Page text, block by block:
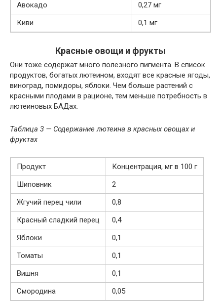
Авокадо
0,27 мг
Киви
0,1 мг
Красные овощи и фрукты
Они тоже содержат много полезного пигмента. В список
продуктов, богатых лютеином, входят все красные ягоды,
виноград, помидоры, яблоки. Чем больше растений с
красными плодами в рационе, тем меньше потребность в
лютеиновых БАДах.
Таблица 3 — Содержание лютеина в красных овощах и
фруктах
Продукт
Концентрация, мг в 100 г
Шиповник
2
Жгучий перец чили
0,8
Красный сладкий перец
0,4
Яблоки
0,1
Томаты
0,1
Вишня
0,1
Смородина
0,05